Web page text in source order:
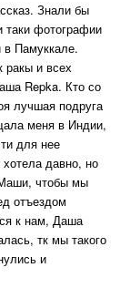
Знали бы
таки фотографии
в Памуккале.
ракы и всех
Repka. Кто со
лучшая подруга
меня в Индии,
для нее
давно, но
чтобы мы
отъездом
к нам, Даша
тк мы такого
и